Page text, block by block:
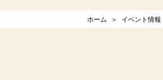
ホーム イベント情報